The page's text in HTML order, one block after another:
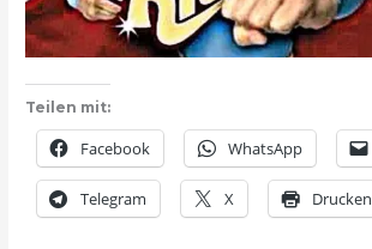
Teilen mit:
Facebook WhatsApp
Telegram X Drucken